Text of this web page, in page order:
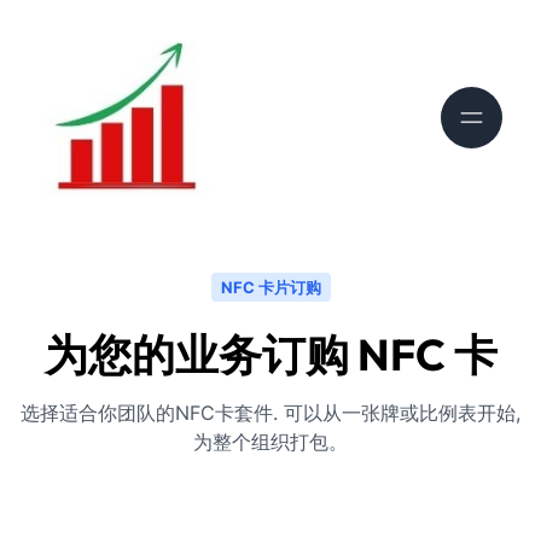
NFC 卡片订购
为您的业务订购 NFC 卡
选择适合你团队的NFC卡套件. 可以从一张牌或比例表开始,
为整个组织打包。